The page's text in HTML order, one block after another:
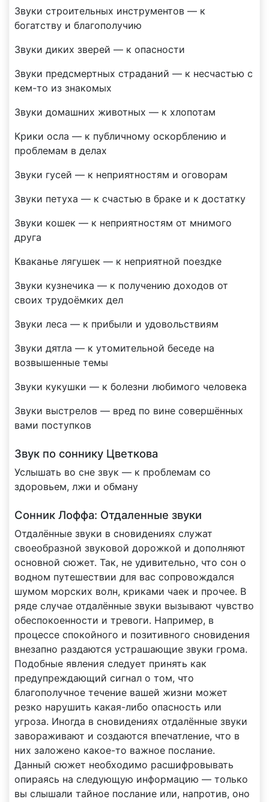
Звуки строительных инструментов — к
богатству и благополучию
Звуки диких зверей — к опасности
Звуки предсмертных страданий — к несчастью с
кем-то из знакомых
Звуки домашних животных — к хлопотам
Крики осла — к публичному оскорблению и
проблемам в делах
Звуки гусей — к неприятностям и оговорам
Звуки петуха — к счастью в браке и к достатку
Звуки кошек — к неприятностям от мнимого
друга
Кваканье лягушек — к неприятной поездке
Звуки кузнечика — к получению доходов от
своих трудоёмких дел
Звуки леса — к прибыли и удовольствиям
Звуки дятла — к утомительной беседе на
возвышенные темы
Звуки кукушки — к болезни любимого человека
Звуки выстрелов — вред по вине совершённых
вами поступков
Звук по соннику Цветкова
Услышать во сне звук — к проблемам со
здоровьем, лжи и обману
Сонник Лоффа: Отдаленные звуки
Отдалённые звуки в сновидениях служат
своеобразной звуковой дорожкой и дополняют
основной сюжет. Так, не удивительно, что сон о
водном путешествии для вас сопровождался
шумом морских волн, криками чаек и прочее. В
ряде случае отдалённые звуки вызывают чувство
обеспокоенности и тревоги. Например, в
процессе спокойного и позитивного сновидения
внезапно раздаются устрашающие звуки грома.
Подобные явления следует принять как
предупреждающий сигнал о том, что
благополучное течение вашей жизни может
резко нарушить какая-либо опасность или
угроза. Иногда в сновидениях отдалённые звуки
завораживают и создаются впечатление, что в
них заложено какое-то важное послание.
Данный сюжет необходимо расшифровывать
опираясь на следующую информацию — только
вы слышали тайное послание или, напротив, оно